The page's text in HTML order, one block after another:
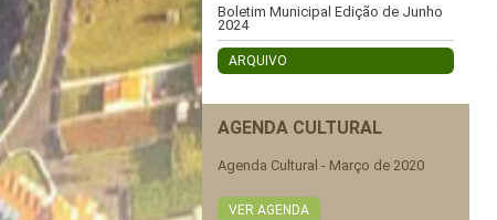
Boletim Municipal Edição de Junho
2024
ARQUIVO
AGENDA CULTURAL
Agenda Cultural - Março de 2020
VER AGENDA